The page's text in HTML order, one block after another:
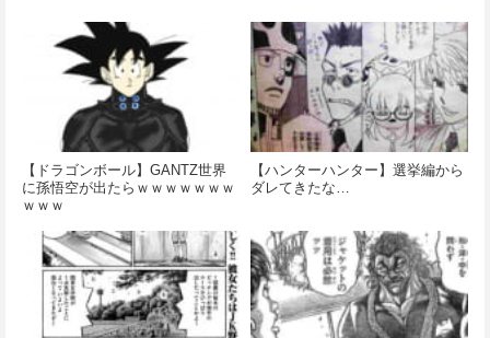
【ドラゴンボール】GANTZ世界
に孫悟空が出たらｗｗｗｗｗｗｗ
ｗｗｗ
【ハンターハンター】選挙編から
ダレてきたな…